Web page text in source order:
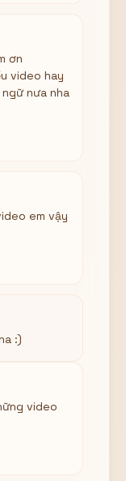
ơn
video hay
nưa nha
em vậy
:)
video